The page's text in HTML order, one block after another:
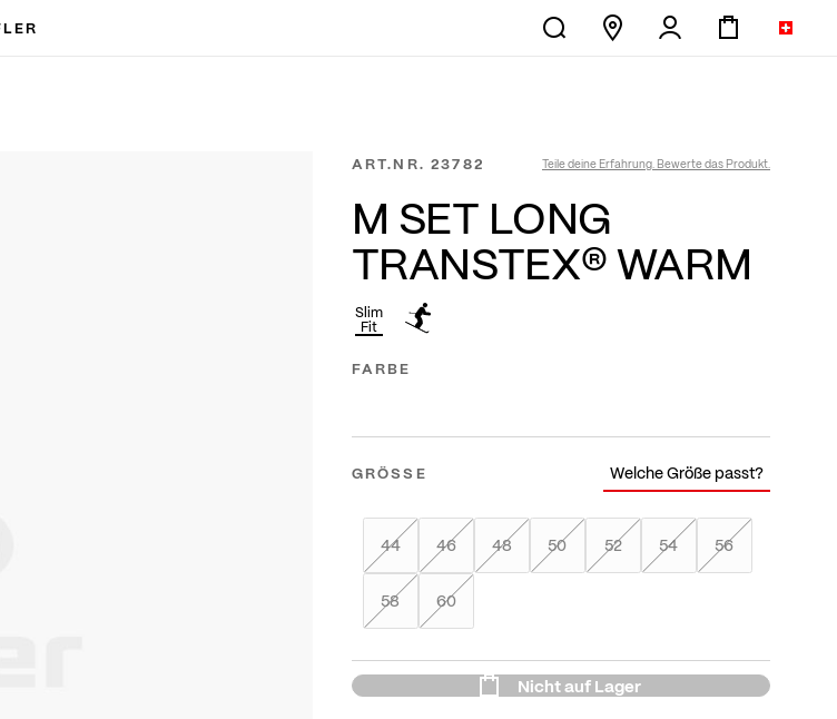
ART.NR. 23782 Teile deine Erfahrung. Bewerte das Produkt.
M SET LONG
TRANSTEX® WARM
Slim
Fit
FARBE
GRÖSSE Welche Größe passt?
44 46 48 50 52 54 56
58 60
Nicht auf Lager